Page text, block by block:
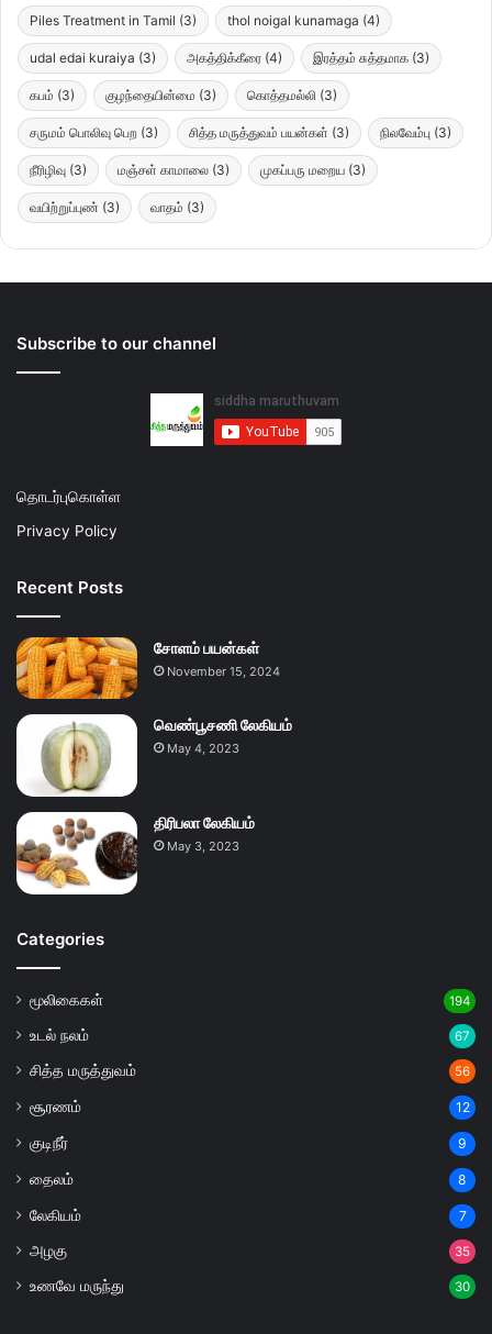
Piles Treatment in Tamil (3) thol noigal kunamaga (4)
udal edai kuraiya (3) அகத்திக்கீரை (4) இரத்தம் சுத்தமாக (3)
கபம் (3) குழந்தையின்மை (3) கொத்தமல்லி (3)
சருமம் பொலிவு பெற (3) சித்த மருத்துவம் பயன்கள் (3) நிலவேம்பு (3)
நீரிழிவு (3) மஞ்சள் காமாலை (3) முகப்பரு மறைய (3)
வயிற்றுப்புண் (3) வாதம் (3)
Subscribe to our channel
தொடர்புகொள்ள
Privacy Policy
Recent Posts
சோளம் பயன்கள்
November 15, 2024
வெண்பூசணி லேகியம்
May 4, 2023
திரிபலா லேகியம்
May 3, 2023
Categories
மூலிகைகள் 194
உடல் நலம் 67
சித்த மருத்துவம் 56
சூரணம் 12
குடிநீர் 9
தைலம் 8
லேகியம் 7
அழகு 35
உணவே மருந்து 30